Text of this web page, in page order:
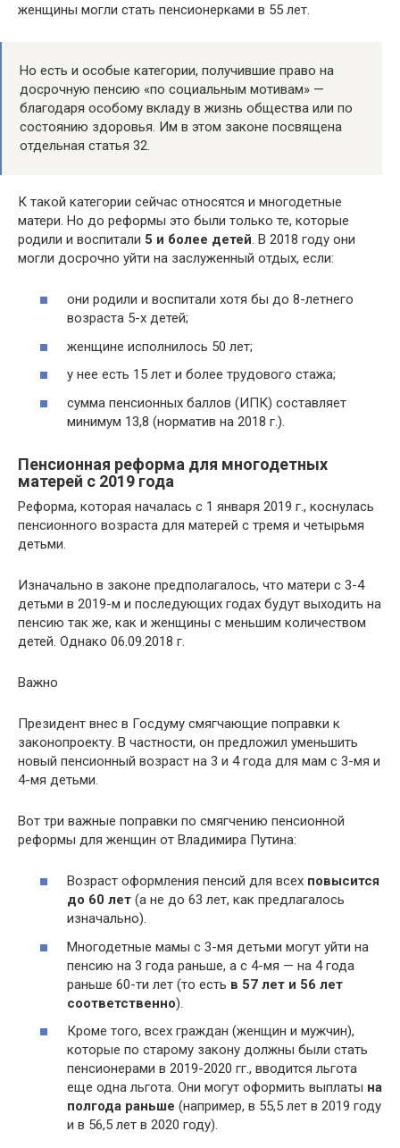
женщины могли стать пенсионерками в 55 лет.
Но есть и особые категории, получившие право на
досрочную пенсию «по социальным мотивам» —
благодаря особому вкладу в жизнь общества или по
состоянию здоровья. Им в этом законе посвящена
отдельная статья 32.
К такой категории сейчас относятся и многодетные
матери. Но до реформы это были только те, которые
родили и воспитали 5 и более детей. В 2018 году они
могли досрочно уйти на заслуженный отдых, если:
они родили и воспитали хотя бы до 8-летнего
возраста 5-х детей;
женщине исполнилось 50 лет;
у нее есть 15 лет и более трудового стажа;
сумма пенсионных баллов (ИПК) составляет
минимум 13,8 (норматив на 2018 г.).
Пенсионная реформа для многодетных
матерей с 2019 года
Реформа, которая началась с 1 января 2019 г., коснулась
пенсионного возраста для матерей с тремя и четырьмя
детьми.
Изначально в законе предполагалось, что матери с 3-4
детьми в 2019-м и последующих годах будут выходить на
пенсию так же, как и женщины с меньшим количеством
детей. Однако 06.09.2018 г.
Важно
Президент внес в Госдуму смягчающие поправки к
законопроекту. В частности, он предложил уменьшить
новый пенсионный возраст на 3 и 4 года для мам с 3-мя и
4-мя детьми.
Вот три важные поправки по смягчению пенсионной
реформы для женщин от Владимира Путина:
Возраст оформления пенсий для всех повысится
до 60 лет (а не до 63 лет, как предлагалось
изначально).
Многодетные мамы с 3-мя детьми могут уйти на
пенсию на 3 года раньше, а с 4-мя — на 4 года
раньше 60-ти лет (то есть в 57 лет и 56 лет
соответственно).
Кроме того, всех граждан (женщин и мужчин),
которые по старому закону должны были стать
пенсионерами в 2019-2020 гг., вводится льгота
еще одна льгота. Они могут оформить выплаты на
полгода раньше (например, в 55,5 лет в 2019 году
и в 56,5 лет в 2020 году).